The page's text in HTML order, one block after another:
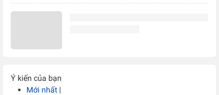
Ý kiến của bạn
Mới nhất |